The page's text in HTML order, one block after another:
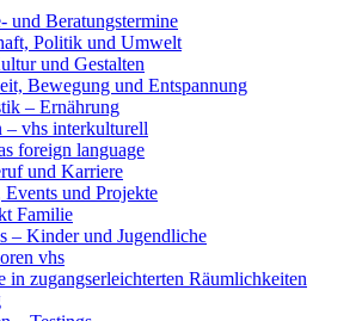
und Beratungstermine
Politik und Umwelt
und Gestalten
Bewegung und Entspannung
– Ernährung
– vhs interkulturell
foreign language
und Karriere
Events und Projekte
Familie
– Kinder und Jugendliche
vhs
in zugangserleichterten Räumlichkeiten